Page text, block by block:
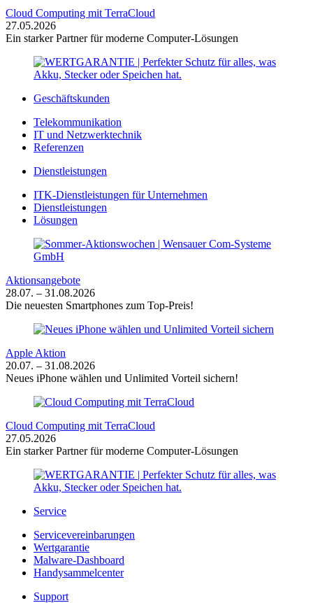
Cloud Computing mit TerraCloud
27.05.2026
Ein starker Partner für moderne Computer-Lösungen
Geschäftskunden
Telekommunikation
IT und Netzwerktechnik
Referenzen
Dienstleistungen
ITK-Dienstleistungen für Unternehmen
Dienstleistungen
Lösungen
Aktionsangebote
28.07. – 31.08.2026
Die neuesten Smartphones zum Top-Preis!
Apple Aktion
20.07. – 31.08.2026
Neues iPhone wählen und Unlimited Vorteil sichern!
Cloud Computing mit TerraCloud
27.05.2026
Ein starker Partner für moderne Computer-Lösungen
Service
Servicevereinbarungen
Wertgarantie
Malware-Dashboard
Handysammelcenter
Support